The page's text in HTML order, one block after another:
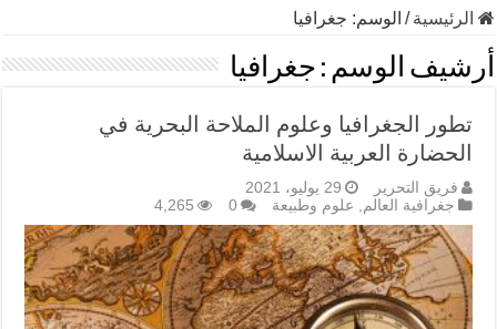
الرئيسية/ الوسم: جغرافيا
أرشيف الوسم : جغرافيا
تطور الجغرافيا وعلوم الملاحة البحرية في
الحضارة العربية الاسلامية
فريق التحرير
29 يوليو، 2021
جغرافية العالم, علوم وطبيعة 0
4,265